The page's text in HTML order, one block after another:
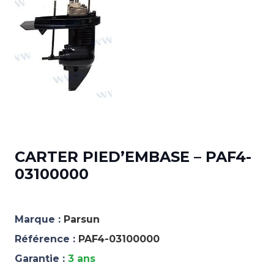
CARTER PIED’EMBASE – PAF4-
03100000
Marque : Parsun
Référence : PAF4-03100000
Garantie : 3 ans